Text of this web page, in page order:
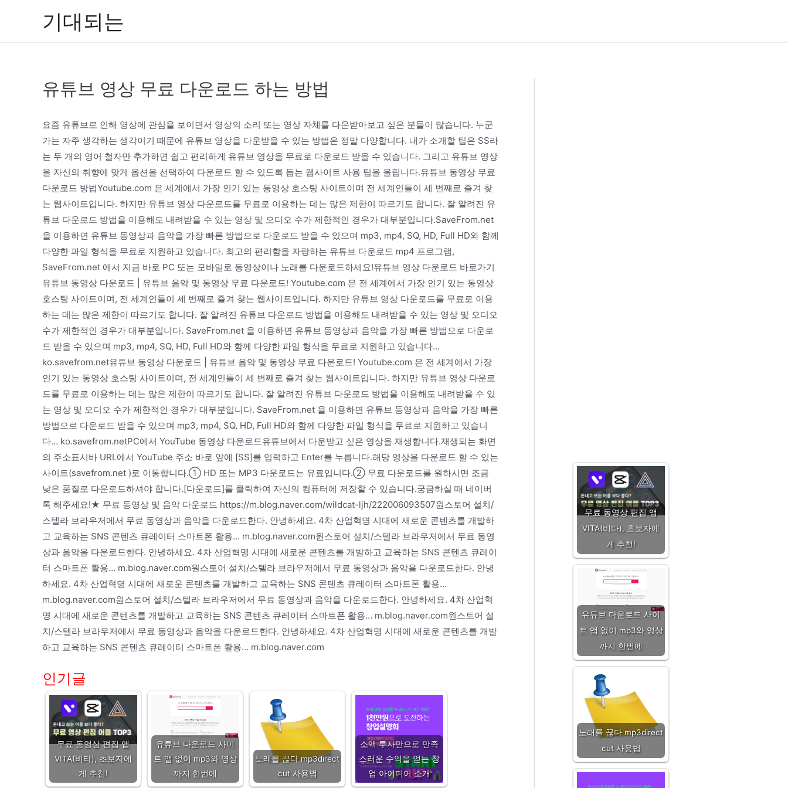
기대되는
유튜브 영상 무료 다운로드 하는 방법
요즘 유튜브로 인해 영상에 관심을 보이면서 영상의 소리 또는 영상 자체를 다운받아보고 싶은 분들이 많습니다. 누군
가는 자주 생각하는 생각이기 때문에 유튜브 영상을 다운받을 수 있는 방법은 정말 다양합니다. 내가 소개할 팁은 SS라
는 두 개의 영어 철자만 추가하면 쉽고 편리하게 유튜브 영상을 무료로 다운로드 받을 수 있습니다. 그리고 유튜브 영상
을 자신의 취향에 맞게 옵션을 선택하여 다운로드 할 수 있도록 돕는 웹사이트 사용 팁을 올립니다.유튜브 동영상 무료
다운로드 방법Youtube.com 은 세계에서 가장 인기 있는 동영상 호스팅 사이트이며 전 세계인들이 세 번째로 즐겨 찾
는 웹사이트입니다. 하지만 유튜브 영상 다운로드를 무료로 이용하는 데는 많은 제한이 따르기도 합니다. 잘 알려진 유
튜브 다운로드 방법을 이용해도 내려받을 수 있는 영상 및 오디오 수가 제한적인 경우가 대부분입니다.SaveFrom.net
을 이용하면 유튜브 동영상과 음악을 가장 빠른 방법으로 다운로드 받을 수 있으며 mp3, mp4, SQ, HD, Full HD와 함께
다양한 파일 형식을 무료로 지원하고 있습니다. 최고의 편리함을 자랑하는 유튜브 다운로드 mp4 프로그램,
SaveFrom.net 에서 지금 바로 PC 또는 모바일로 동영상이나 노래를 다운로드하세요!유튜브 영상 다운로드 바로가기
유튜브 동영상 다운로드 | 유튜브 음악 및 동영상 무료 다운로드! Youtube.com 은 전 세계에서 가장 인기 있는 동영상
호스팅 사이트이며, 전 세계인들이 세 번째로 즐겨 찾는 웹사이트입니다. 하지만 유튜브 영상 다운로드를 무료로 이용
하는 데는 많은 제한이 따르기도 합니다. 잘 알려진 유튜브 다운로드 방법을 이용해도 내려받을 수 있는 영상 및 오디오
수가 제한적인 경우가 대부분입니다. SaveFrom.net 을 이용하면 유튜브 동영상과 음악을 가장 빠른 방법으로 다운로
드 받을 수 있으며 mp3, mp4, SQ, HD, Full HD와 함께 다양한 파일 형식을 무료로 지원하고 있습니다…
ko.savefrom.net유튜브 동영상 다운로드 | 유튜브 음악 및 동영상 무료 다운로드! Youtube.com 은 전 세계에서 가장
인기 있는 동영상 호스팅 사이트이며, 전 세계인들이 세 번째로 즐겨 찾는 웹사이트입니다. 하지만 유튜브 영상 다운로
드를 무료로 이용하는 데는 많은 제한이 따르기도 합니다. 잘 알려진 유튜브 다운로드 방법을 이용해도 내려받을 수 있
는 영상 및 오디오 수가 제한적인 경우가 대부분입니다. SaveFrom.net 을 이용하면 유튜브 동영상과 음악을 가장 빠른
방법으로 다운로드 받을 수 있으며 mp3, mp4, SQ, HD, Full HD와 함께 다양한 파일 형식을 무료로 지원하고 있습니
다… ko.savefrom.netPC에서 YouTube 동영상 다운로드유튜브에서 다운받고 싶은 영상을 재생합니다.재생되는 화면
의 주소표시바 URL에서 YouTube 주소 바로 앞에 [SS]를 입력하고 Enter를 누릅니다.해당 영상을 다운로드 할 수 있는
사이트(savefrom.net )로 이동합니다.① HD 또는 MP3 다운로드는 유료입니다.② 무료 다운로드를 원하시면 조금
낮은 품질로 다운로드하셔야 합니다.[다운로드]를 클릭하여 자신의 컴퓨터에 저장할 수 있습니다.궁금하실 때 네이버
톡 해주세요!★ 무료 동영상 및 음악 다운로드 https://m.blog.naver.com/wildcat-ljh/222006093507원스토어 설치/
스텔라 브라우저에서 무료 동영상과 음악을 다운로드한다. 안녕하세요. 4차 산업혁명 시대에 새로운 콘텐츠를 개발하
고 교육하는 SNS 콘텐츠 큐레이터 스마트폰 활용… m.blog.naver.com원스토어 설치/스텔라 브라우저에서 무료 동영
상과 음악을 다운로드한다. 안녕하세요. 4차 산업혁명 시대에 새로운 콘텐츠를 개발하고 교육하는 SNS 콘텐츠 큐레이
터 스마트폰 활용… m.blog.naver.com원스토어 설치/스텔라 브라우저에서 무료 동영상과 음악을 다운로드한다. 안녕
하세요. 4차 산업혁명 시대에 새로운 콘텐츠를 개발하고 교육하는 SNS 콘텐츠 큐레이터 스마트폰 활용…
m.blog.naver.com원스토어 설치/스텔라 브라우저에서 무료 동영상과 음악을 다운로드한다. 안녕하세요. 4차 산업혁
명 시대에 새로운 콘텐츠를 개발하고 교육하는 SNS 콘텐츠 큐레이터 스마트폰 활용… m.blog.naver.com원스토어 설
치/스텔라 브라우저에서 무료 동영상과 음악을 다운로드한다. 안녕하세요. 4차 산업혁명 시대에 새로운 콘텐츠를 개발
하고 교육하는 SNS 콘텐츠 큐레이터 스마트폰 활용… m.blog.naver.com
인기글
무료 동영상 편집 앱
VITA(비타), 초보자에
게 추천!
유튜브 다운로드 사이
트 앱 없이 mp3와 영상
까지 한번에
노래를 끊다 mp3direct
cut 사용법
소액 투자만으로 만족
스러운 수익을 얻는 창
업 아이디어 소개
무료 동영상 편집 앱
VITA(비타), 초보자에
게 추천!
유튜브 다운로드 사이
트 앱 없이 mp3와 영상
까지 한번에
노래를 끊다 mp3direct
cut 사용법